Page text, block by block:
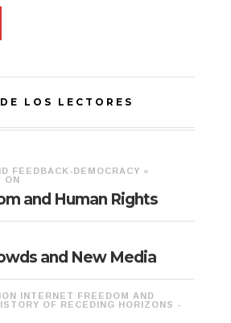
LOS LECTORES
FEEDBACK-DEMOCRACY «
ON
and Human Rights
and New Media
INTERNET FREEDOM AND
OF RECEDING HORIZONS -